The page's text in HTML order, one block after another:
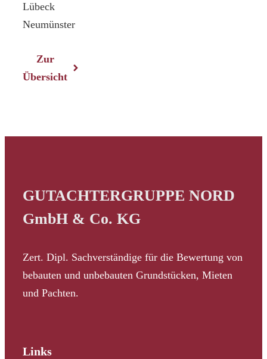
Lübeck
Neumünster
Zur
Übersicht
GUTACHTERGRUPPE NORD
GmbH & Co. KG
Zert. Dipl. Sachverständige für die Bewertung von
bebauten und unbebauten Grundstücken, Mieten
und Pachten.
Links